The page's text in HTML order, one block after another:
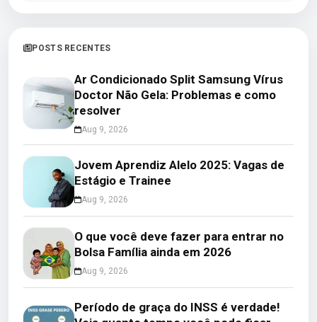
POSTS RECENTES
Ar Condicionado Split Samsung Vírus
Doctor Não Gela: Problemas e como
resolver
Aug 9, 2026
Jovem Aprendiz Alelo 2025: Vagas de
Estágio e Trainee
Aug 9, 2026
O que você deve fazer para entrar no
Bolsa Família ainda em 2026
Aug 9, 2026
Período de graça do INSS é verdade!